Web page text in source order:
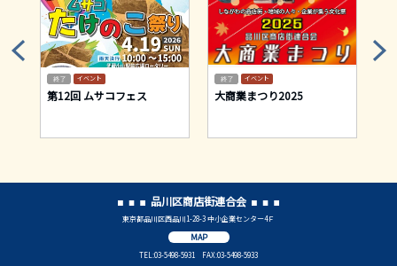
イベント
第12回 ムサコフェス
イベント
大商業まつり2025
品川区商店街連合会
東京都品川区西品川1-28-3 中小企業センター4Ｆ
MAP
TEL:03-5498-5931 FAX:03-5498-5933